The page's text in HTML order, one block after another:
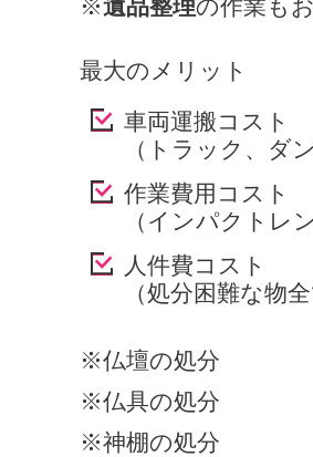
※遺品整理の作業も
最大のメリット
車両運搬コスト
（トラック、ダ
作業費用コスト
（インパクトレ
人件費コスト
（処分困難な物
※仏壇の処分
※仏具の処分
※神棚の処分